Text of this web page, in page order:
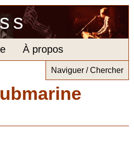
À propos
Naviguer / Chercher